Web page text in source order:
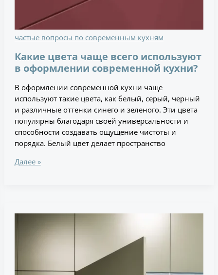
частые вопросы по современным кухням
Какие цвета чаще всего используют
в оформлении современной кухни?
В оформлении современной кухни чаще
используют такие цвета, как белый, серый, черный
и различные оттенки синего и зеленого. Эти цвета
популярны благодаря своей универсальности и
способности создавать ощущение чистоты и
порядка. Белый цвет делает пространство
Далее »
выбрать